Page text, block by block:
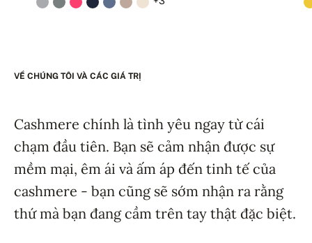
VỀ CHÚNG TÔI VÀ CÁC GIÁ TRỊ
Cashmere chính là tình yêu ngay từ cái
chạm đầu tiên. Bạn sẽ cảm nhận được sự
mềm mại, êm ái và ấm áp đến tinh tế của
cashmere - bạn cũng sẽ sớm nhận ra rằng
thứ mà bạn đang cầm trên tay thật đặc biệt.